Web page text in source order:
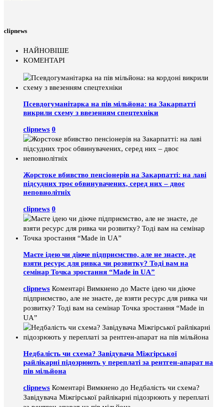
clipnews
НАЙНОВІШЕ
КОМЕНТАРІ
Псевдогуманітарка на пів мільйона: на Закарпатті
викрили схему з ввезенням спецтехніки
clipnews 0
Жорстоке вбивство пенсіонерів на Закарпатті: на лаві
підсудних троє обвинувачених, серед них – двоє
неповнолітніх
clipnews 0
Маєте ідею чи діюче підприємство, але не знаєте, де
взяти ресурс для ривка чи розвитку? Тоді вам на
семінар Точка зростання “Made in UA”
clipnews Коментарі Вимкнено до Маєте ідею чи діюче
підприємство, але не знаєте, де взяти ресурс для ривка чи
розвитку? Тоді вам на семінар Точка зростання “Made in
UA”
Недбалість чи схема? Завідувача Міжгірської
райлікарні підозрюють у переплаті за рентген-апарат на
пів мільйона
clipnews Коментарі Вимкнено до Недбалість чи схема?
Завідувача Міжгірської райлікарні підозрюють у переплаті